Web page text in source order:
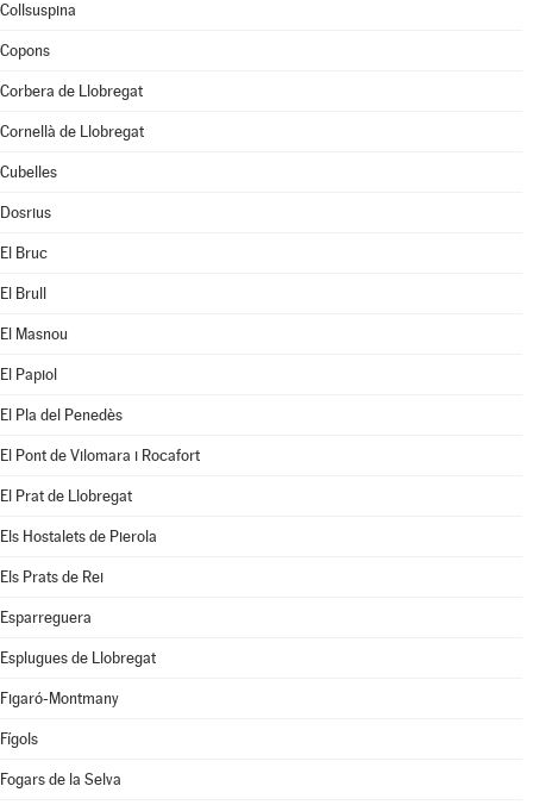
Collsuspina
Copons
Corbera de Llobregat
Cornellà de Llobregat
Cubelles
Dosrius
El Bruc
El Brull
El Masnou
El Papiol
El Pla del Penedès
El Pont de Vilomara i Rocafort
El Prat de Llobregat
Els Hostalets de Pierola
Els Prats de Rei
Esparreguera
Esplugues de Llobregat
Figaró-Montmany
Fígols
Fogars de la Selva